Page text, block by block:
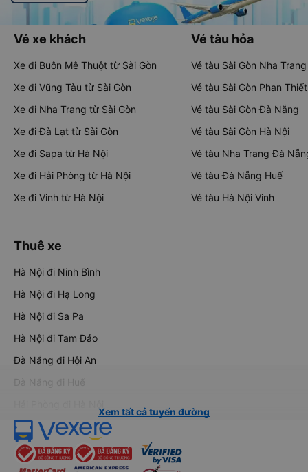
Vé xe khách
Xe đi Buôn Mê Thuột từ Sài Gòn
Xe đi Vũng Tàu từ Sài Gòn
Xe đi Nha Trang từ Sài Gòn
Xe đi Đà Lạt từ Sài Gòn
Xe đi Sapa từ Hà Nội
Xe đi Hải Phòng từ Hà Nội
Xe đi Vinh từ Hà Nội
Vé tàu hỏa
Vé tàu Sài Gòn Nha Trang
Vé tàu Sài Gòn Phan Thiết
Vé tàu Sài Gòn Đà Nẵng
Vé tàu Sài Gòn Hà Nội
Vé tàu Nha Trang Đà
Vé tàu Đà Nẵng Huế
Vé tàu Hà Nội Vinh
Thuê xe
Hà Nội đi Ninh Bình
Hà Nội đi Hạ Long
Hà Nội đi Sa Pa
Hà Nội đi Tam Đảo
Đà Nẵng đi Hội An
Đà Nẵng đi Huế
Xem tất cả tuyến đường